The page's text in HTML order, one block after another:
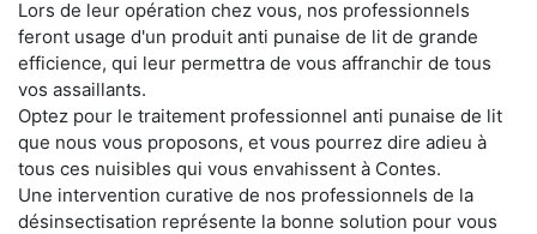
Lors de leur opération chez vous, nos professionnels
feront usage d'un produit anti punaise de lit de grande
efficience, qui leur permettra de vous affranchir de tous
vos assaillants.
Optez pour le traitement professionnel anti punaise de lit
que nous vous proposons, et vous pourrez dire adieu à
tous ces nuisibles qui vous envahissent à Contes.
Une intervention curative de nos professionnels de la
désinsectisation représente la bonne solution pour vous